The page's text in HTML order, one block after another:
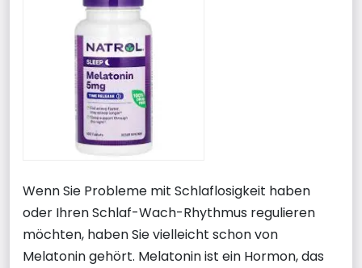
Wenn Sie Probleme mit Schlaflosigkeit haben
oder Ihren Schlaf-Wach-Rhythmus regulieren
möchten, haben Sie vielleicht schon von
Melatonin gehört. Melatonin ist ein Hormon, das